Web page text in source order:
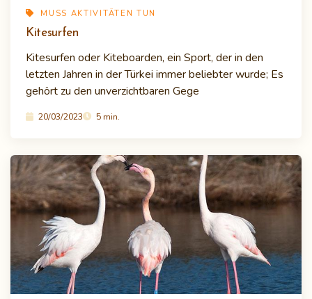
MUSS AKTIVITÄTEN TUN
Kitesurfen
Kitesurfen oder Kiteboarden, ein Sport, der in den
letzten Jahren in der Türkei immer beliebter wurde; Es
gehört zu den unverzichtbaren Gege
20/03/2023 5 min.